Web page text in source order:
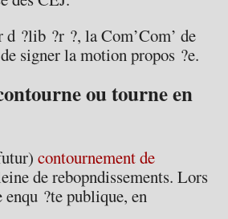
d ?lib ?r ?, la Com’Com’ de
signer la motion propos ?e.
ou tourne en
contournement de
de rebopndissements. Lors
?te publique, en